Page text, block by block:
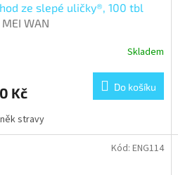
ze slepé uličky®, 100 tbl
WAN
Skladem
Kč Do košíku
stravy
Kód: ENG114